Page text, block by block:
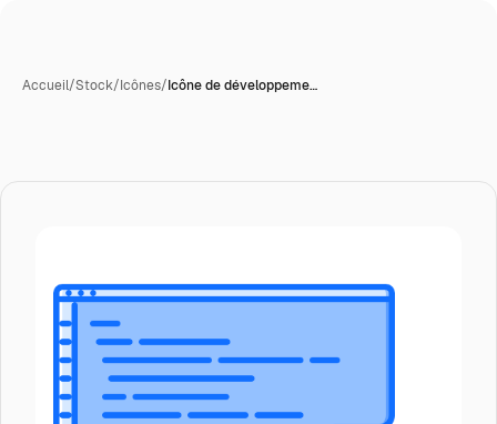
Accueil/Stock/Icônes/Icône de développeme…